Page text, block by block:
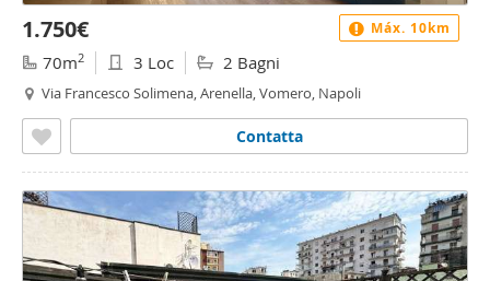
1.750€
70m2 3 Loc 2 Bagni
Via Francesco Solimena, Arenella, Vomero, Napoli
Contatta
Máx. 10km